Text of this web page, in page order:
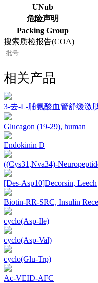
UNub
危险声明
Packing Group
搜索质检报告(COA)
相关产品
3-去-L-脯氨酸血管舒缓激
Glucagon (19-29), human
Endokinin D
((Cys31,Nva34)-
[Des-Asp10]Decorsin, Leech
Biotin-RR-SRC, Insulin
cyclo(Asp-Ile)
cyclo(Asp-Val)
cyclo(Glu-Trp)
Ac-VEID-AFC